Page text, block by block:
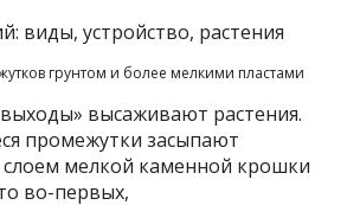
грунтом и более мелкими пластами
высаживают растения.
промежутки засыпают
мелкой каменной крошки
во-первых,